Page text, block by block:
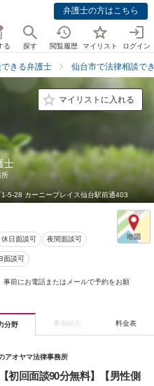
弁護士の方はこちら
る 探す 閲覧履歴 マイリスト ログイン
きる弁護士 仙台市で法律相談で
マイリストに入れる
士
所
5-28 カーニープレイス仙台駅前通403
休日面談可 夜間面談可
面談可
前にお電話またはメールで予約をお願
分野 事例紹介 料金表
アオヤマ法律事務所
初回面談90分無料】【男性側